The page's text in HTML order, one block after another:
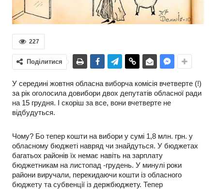
227
Поділитися
У середині жовтня обласна виборча комісія вчетверте (!)
за рік оголосила довибори двох депутатів обласної ради
на 15 грудня. І скоріш за все, вони вчетверте не
відбудуться.
Чому? Бо тепер кошти на вибори у сумі 1,8 млн. грн. у
обласному бюджеті навряд чи знайдуться. У бюджетах
багатьох районів їх немає навіть на зарплату
бюджетникам на листопад -грудень. У минулі роки
райони виручали, перекидаючи кошти із обласного
бюджету та субвенції із держбюджету. Тепер